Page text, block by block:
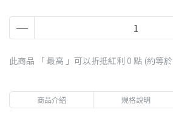
此商品 「 最高 」可以折抵紅利 0 點 (約等於
商品介紹 規格說明